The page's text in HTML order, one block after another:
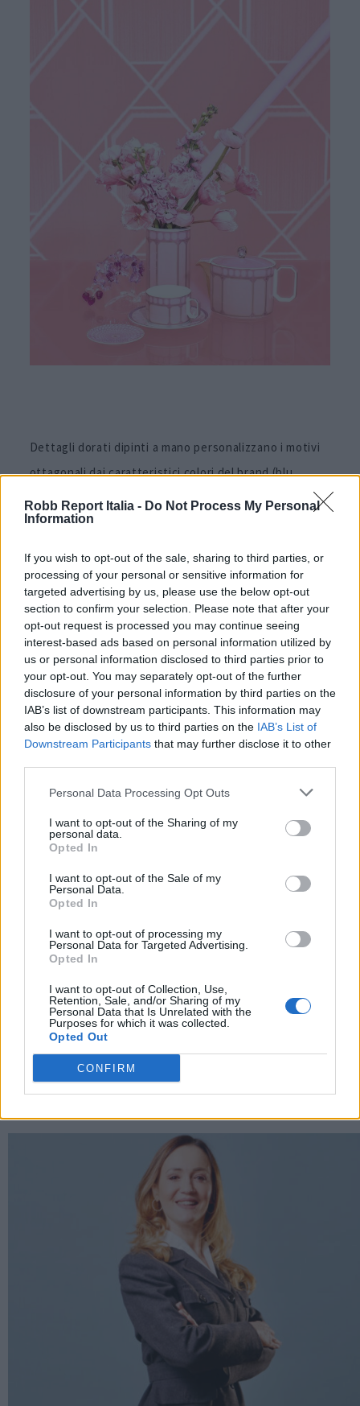
Robb Report Italia - Do Not Process My Personal
Information
If you wish to opt-out of the sale, sharing to third parties, or
processing of your personal or sensitive information for
targeted advertising by us, please use the below opt-out
section to confirm your selection. Please note that after your
opt-out request is processed you may continue seeing
interest-based ads based on personal information utilized by
us or personal information disclosed to third parties prior to
your opt-out. You may separately opt-out of the further
disclosure of your personal information by third parties on the
IAB’s list of downstream participants. This information may
also be disclosed by us to third parties on the IAB’s List of
Downstream Participants that may further disclose it to other
Personal Data Processing Opt Outs
I want to opt-out of the Sharing of my
personal data.
Opted In
I want to opt-out of the Sale of my
Personal Data.
Opted In
I want to opt-out of processing my
Personal Data for Targeted Advertising.
Opted In
I want to opt-out of Collection, Use,
Retention, Sale, and/or Sharing of my
Personal Data that Is Unrelated with the
Purposes for which it was collected.
Opted Out
CONFIRM
Dettagli dorati dipinti a mano personalizzano i motivi
ottagonali dai caratteristici colori del brand (blu,
verde, giallo e rosa), e sono impreziositi dal cristallo
con l’incisione del cigno.
Con il set da tè, da caffè e un servizio completo da
tavola, la collezione è disponibile in verde ed è
pensata per essere personalizzata con alcuni pezzi in
altri colori. Per donare a ogni pasto un’allure di lusso e
celebrare l’art de la table con un approccio fresco e
contemporaneo.
La collezioneSwarovski X Rosenthal Signum è
disponibile nelle migliori boutique e online.
Immagini courtesy Swarovski e Rosenthal
Per altri contenuti iscriviti alla newsletter di Robb
Report ISCRIVITI
Share